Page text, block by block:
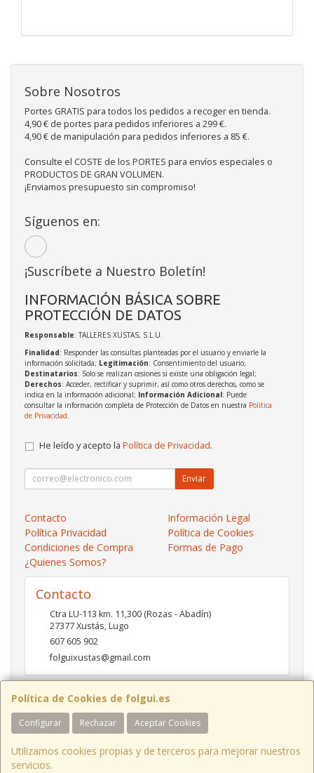
Política de Cookies de folgui.es
Configurar Rechazar Aceptar Cookies
Utilizamos cookies propias y de terceros para mejorar nuestros
servicios.
Sobre Nosotros
Portes GRATIS para todos los pedidos a recoger en tienda.
4,90 € de portes para pedidos inferiores a 299 €.
4,90 € de manipulación para pedidos inferiores a 85 €.
Consulte el COSTE de los PORTES para envíos especiales o
PRODUCTOS DE GRAN VOLUMEN.
¡Enviamos presupuesto sin compromiso!
Síguenos en:
¡Suscríbete a Nuestro Boletín!
INFORMACIÓN BÁSICA SOBRE
PROTECCIÓN DE DATOS
Responsable: TALLERES XUSTAS, S.L.U.
Finalidad: Responder las consultas planteadas por el usuario y enviarle la
información solicitada; Legitimación: Consentimiento del usuario;
Destinatarios: Solo se realizan cesiones si existe una obligación legal;
Derechos: Acceder, rectificar y suprimir, así como otros derechos, como se
indica en la información adicional; Información Adicional: Puede
consultar la información completa de Protección de Datos en nuestra Política
de Privacidad
He leído y acepto la Política de Privacidad.
Enviar
Contacto
Información Legal
Política Privacidad
Política de Cookies
Condiciones de Compra
Formas de Pago
¿Quienes Somos?
Contacto
Ctra LU-113 km. 11,300 (Rozas - Abadín)
27377Xustás,Lugo
607 605 902
folguixustas@gmail.com
Horario
Lunes a viernes de 10:00 a 14:00 y de 16:00 a 20:00.
Sábados de 10:00 a 14:00 y de 16:00 a 19:00